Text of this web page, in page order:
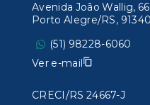
Avenida João Wallig,
Porto Alegre/RS,
(51) 98228-6060
Ver e-mail
CRECI/RS 24667-J